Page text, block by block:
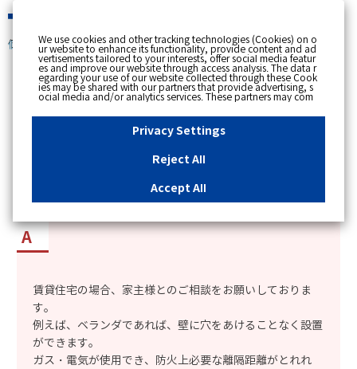
個人のお客さま
[ トップへ戻る ]
カテゴリー表示
公開日時 : 2017/04/01 09:00
衣類乾燥機（乾太くん）は賃貸住宅にも取り付け
賃貸住宅の場合、家主様とのご相談をお願いしておりま
す。
例えば、ベランダであれば、壁に穴をあけることなく設置
ができます。
ガス・電気が使用でき、防火上必要な離隔距離がとれれ
We use cookies and other tracking technologies (Cookies) on o
ur website to enhance its functionality, provide content and ad
vertisements tailored to your interests, offer social media featur
es and improve our website through access analysis. The data r
egarding your use of our website collected through these Cook
ies may be shared with our partners that provide advertising, s
ocial media and/or analytics services. These partners may com
bine the data shared by us with other data that you have provi
ded to them or that they have collected from your use of their s
ervices or other websites to analyse and optimise advertisemen
ts delivered to you by businesses other than us on the internet.
essary Cookies, please click "Reject All". If you agree to the use
of all Cookies, please click "Accept All". To select your preferen
u can change your consent or rejection settings at any time by c
"Privacy Settings"button on this banner or through y
our browser's "Settings". For more information regarding the pr
site, please refer to the link below.Cookies DetailsPrivacy Polic
y
Privacy Settings
Reject All
Accept All